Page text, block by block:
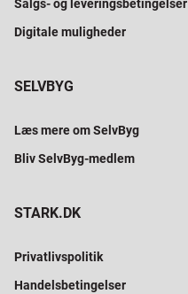
Salgs- og leveringsbetingelser
Digitale muligheder
SELVBYG
Læs mere om SelvByg
Bliv SelvByg-medlem
STARK.DK
Privatlivspolitik
Handelsbetingelser